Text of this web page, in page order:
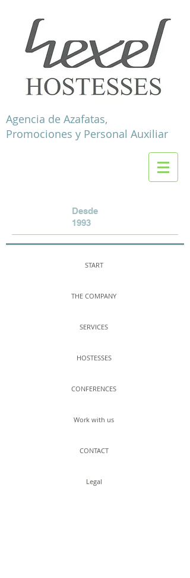
Agencia de Azafatas,
Promociones y Personal Auxiliar
Desde
1993
START
THE COMPANY
SERVICES
HOSTESSES
CONFERENCES
Work with us
CONTACT
Legal